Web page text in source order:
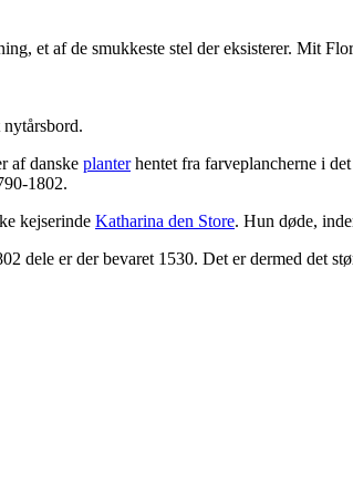
et af de smukkeste stel der eksisterer. Mit
af danske planterhentet fra farveplancherne i det
1802.
kejserinde Katharina den Store. Hun døde,
dele er der bevaret 1530. Det er dermed det